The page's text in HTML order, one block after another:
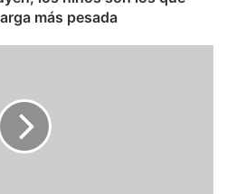
más pesada